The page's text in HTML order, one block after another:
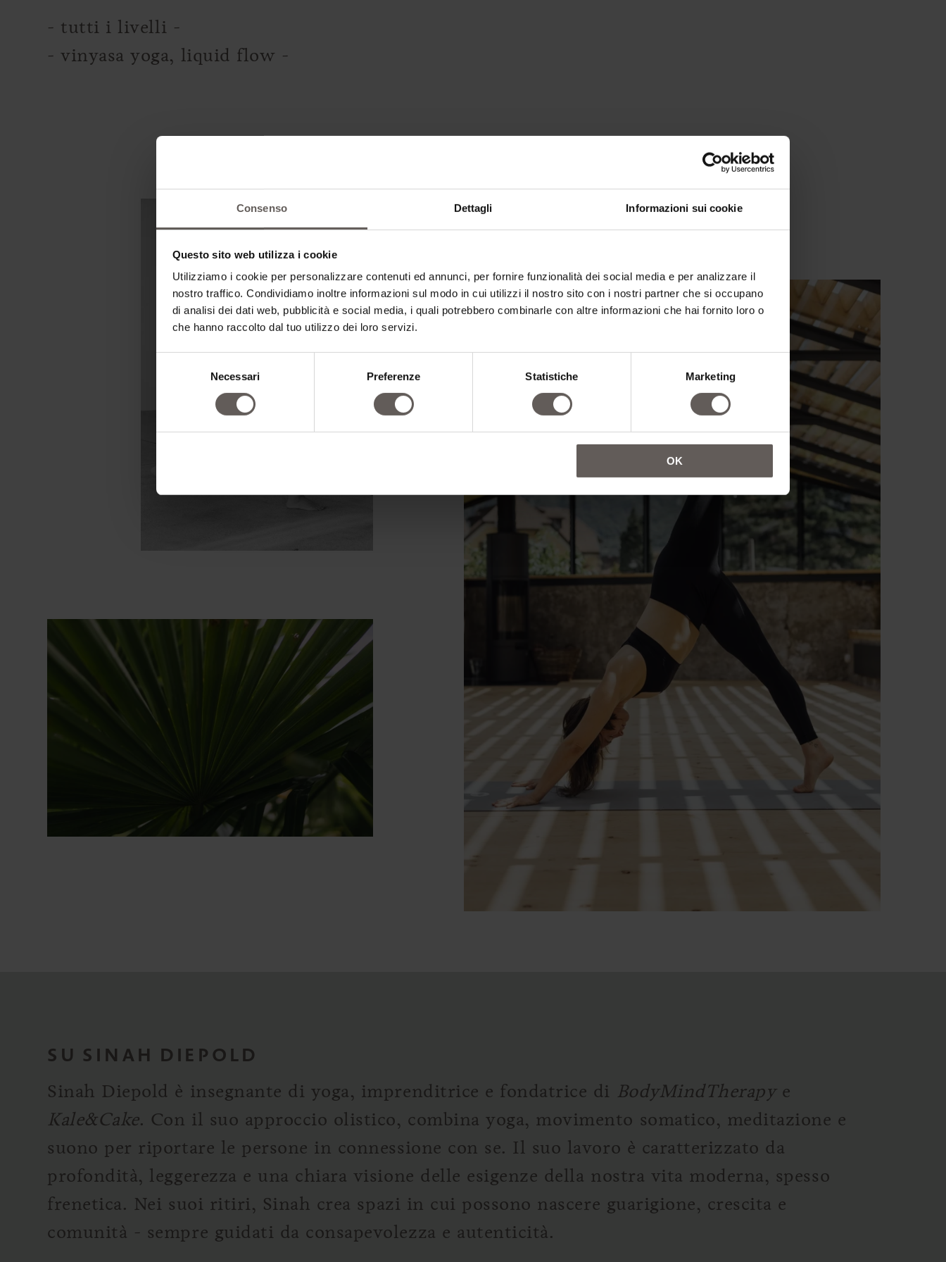
Consenso Dettagli Informazioni sui cookie
Questo sito web utilizza i cookie
Utilizziamo i cookie per personalizzare contenuti ed annunci, per fornire funzionalità dei social media e per analizzare il
nostro traffico. Condividiamo inoltre informazioni sul modo in cui utilizzi il nostro sito con i nostri partner che si occupano
di analisi dei dati web, pubblicità e social media, i quali potrebbero combinarle con altre informazioni che hai fornito loro o
che hanno raccolto dal tuo utilizzo dei loro servizi.
Necessari Preferenze Statistiche Marketing
OK
- tutti i livelli -
- vinyasa yoga, liquid flow -
SU SINAH DIEPOLD
Sinah Diepold è insegnante di yoga, imprenditrice e fondatrice di BodyMindTherapye
Kale&Cake. Con il suo approccio olistico, combina yoga, movimento somatico, meditazione e
suono per riportare le persone in connessione con se. Il suo lavoro è caratterizzato da
profondità, leggerezza e una chiara visione delle esigenze della nostra vita moderna, spesso
frenetica. Nei suoi ritiri, Sinah crea spazi in cui possono nascere guarigione, crescita e
comunità - sempre guidati da consapevolezza e autenticità.